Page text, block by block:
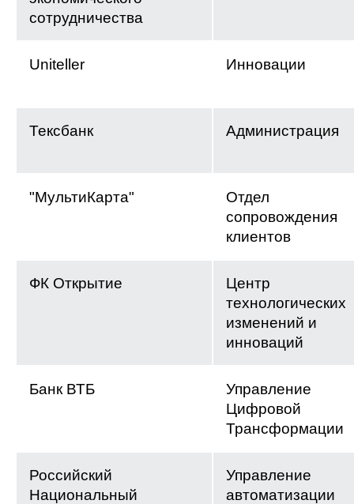
сотрудничества
Uniteller Инновации
Тексбанк Администрация
"МультиКарта"
Отдел
сопровождения
клиентов
ФК Открытие
Центр
технологических
изменений и
инноваций
Банк ВТБ
Управление
Цифровой
Трансформации
Российский
Национальный
Управление
автоматизации